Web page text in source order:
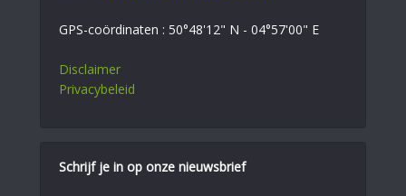
GPS-coördinaten : 50°48'12" N - 04°57'00" E
Disclaimer
Privacybeleid
Schrijf je in op onze nieuwsbrief